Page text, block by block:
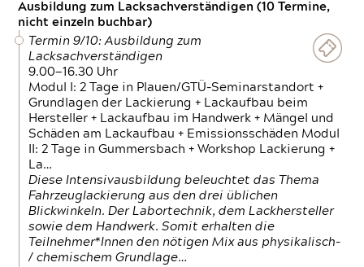
Ausbildung zum Lacksachverständigen (10 Termine,
nicht einzeln buchbar)
Termin 9/10: Ausbildung zum
Lacksachverständigen
9.00—16.30 Uhr
Modul I: 2 Tage in Plauen/GTÜ-Seminarstandort +
Grundlagen der Lackierung + Lackaufbau beim
Hersteller + Lackaufbau im Handwerk + Mängel und
Schäden am Lackaufbau + Emissionsschäden Modul
II: 2 Tage in Gummersbach + Workshop Lackierung +
La…
Diese Intensivausbildung beleuchtet das Thema
Fahrzeuglackierung aus den drei üblichen
Blickwinkeln. Der Labortechnik, dem Lackhersteller
sowie dem Handwerk. Somit erhalten die
Teilnehmer*Innen den nötigen Mix aus physikalisch-
/ chemischem Grundlage…